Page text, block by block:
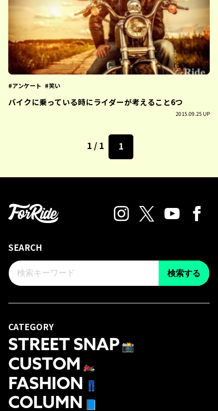
アンケート 笑い
バイクに乗っている時にライダーが考えること6つ
2015.09.25 UP
1 / 1 1
SEARCH
検索する
CATEGORY
STREET SNAP 📸
CUSTOM 🏍
FASHION 👖
COLUMN